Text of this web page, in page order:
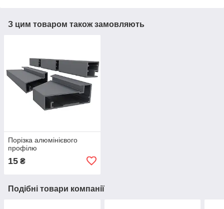
З цим товаром також замовляють
Порізка алюмінієвого
профілю
15 ₴
Подібні товари компанії